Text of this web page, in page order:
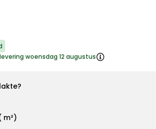
woensdag 12 augustus
m²)